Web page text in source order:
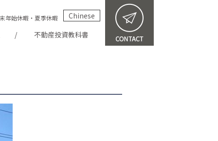
年始休暇・夏季休暇
Chinese
不動産投資教科書